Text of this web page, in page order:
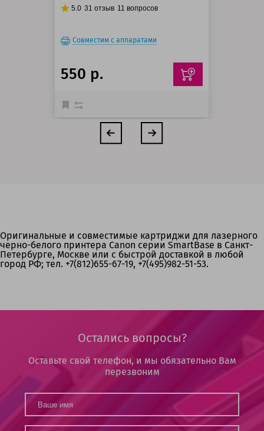
5.0 31 отзыв 11 вопросов
Совместим с аппаратами
550 р.
Оригинальные и совместимые картриджи для лазерного
черно-белого принтера Canon серии SmartBase в Санкт-
Петербурге, Москве или с быстрой доставкой в любой
город РФ; тел. +7(812)655-67-19, +7(495)982-51-53.
Остались вопросы?
Оставьте свой телефон, и мы обязательно Вам
перезвоним